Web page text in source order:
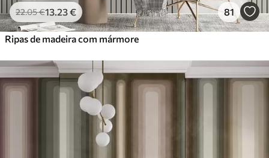
22.05€13 .23€ 81
Ripas de madeira com mármore